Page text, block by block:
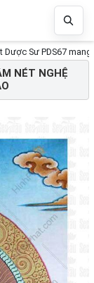
Dược Sư PDS67
NÉT NGHỆ